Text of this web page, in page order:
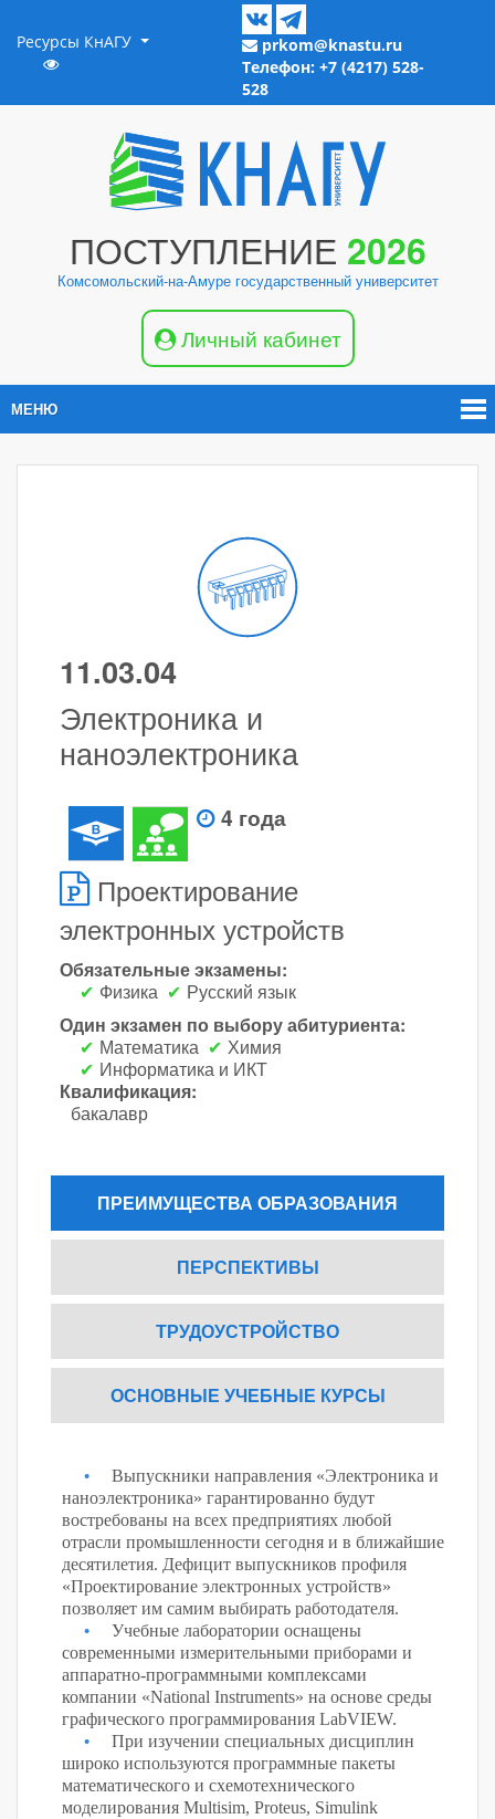
Ресурсы КнАГУ
prkom@knastu.ru
Телефон: +7 (4217) 528-
528
ПОСТУПЛЕНИЕ 2026
Комсомольский-на-Амуре государственный университет
Личный кабинет
МЕНЮ
Электроника и
наноэлектроника
11.03.04
Проектирование
электронных устройств
Обязательные экзамены:
Физика
Русский язык
Один экзамен по выбору абитуриента:
Математика
Химия
Информатика и ИКТ
Квалификация:
бакалавр
4 года
ПРЕИМУЩЕСТВА ОБРАЗОВАНИЯ
ПЕРСПЕКТИВЫ
ТРУДОУСТРОЙСТВО
ОСНОВНЫЕ УЧЕБНЫЕ КУРСЫ
Выпускники направления «Электроника и
наноэлектроника» гарантированно будут
востребованы на всех предприятиях любой
отрасли промышленности сегодня и в ближайшие
десятилетия. Дефицит выпускников профиля
«Проектирование электронных устройств»
позволяет им самим выбирать работодателя.
Учебные лаборатории оснащены
современными измерительными приборами и
аппаратно-программными комплексами
компании «National Instruments» на основе среды
графического программирования LabVIEW.
При изучении специальных дисциплин
широко используются программные пакеты
математического и схемотехнического
моделирования Multisim, Proteus, Simulink